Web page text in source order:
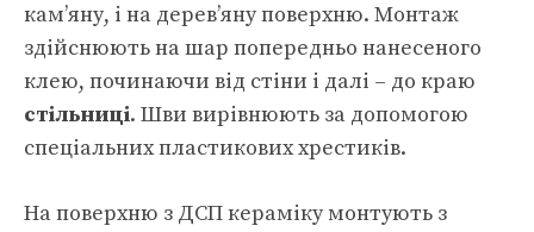
кам’яну, і на дерев’яну поверхню. Монтаж
здійснюють на шар попередньо нанесеного
клею, починаючи від стіни і далі – до краю
стільниці. Шви вирівнюють за допомогою
спеціальних пластикових хрестиків.
На поверхню з ДСП кераміку монтують з